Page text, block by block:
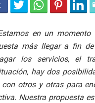
en un
más llegar a fin
los servicios, el
hay dos
otros y otras para
Nuestra propuesta